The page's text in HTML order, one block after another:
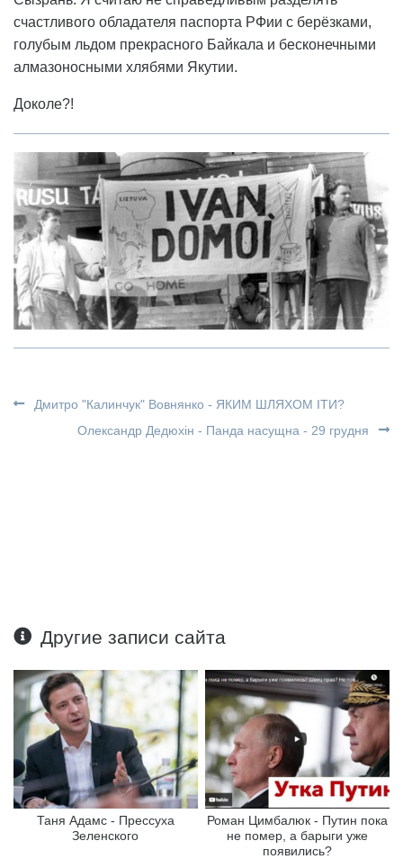
счастливого обладателя паспорта РФии с берёзками,
голубым льдом прекрасного Байкала и бесконечными
алмазоносными хлябями Якутии.
Доколе?!
Дмитро "Калинчук" Вовнянко - ЯКИМ ШЛЯХОМ ІТИ?
Олександр Дедюхін - Панда насущна - 29 грудня
Другие записи сайта
Таня Адамс - Прессуха
Зеленского
Роман Цимбалюк - Путин пока
не помер, а барыги уже
появились?